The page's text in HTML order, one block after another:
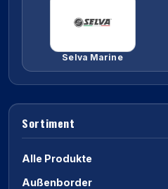
Selva Marine
Sortiment
Alle Produkte
Außenborder